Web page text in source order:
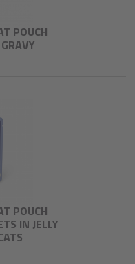
POUCH
POUCH
IN JELLY